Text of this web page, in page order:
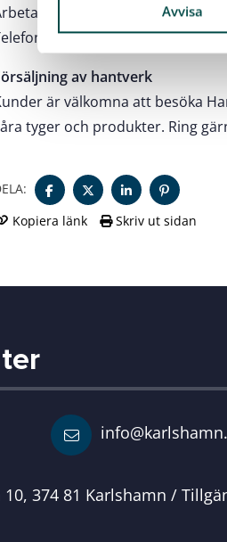
k
e
s
v
a
Avvisa
med pyssel av olika slag,
0454 – 818 96.
av hantverk
är välkomna att besöka
tyger och produkter. Ring
Kopiera länk
Skriv ut sidan
10, 374 81 Karlshamn /